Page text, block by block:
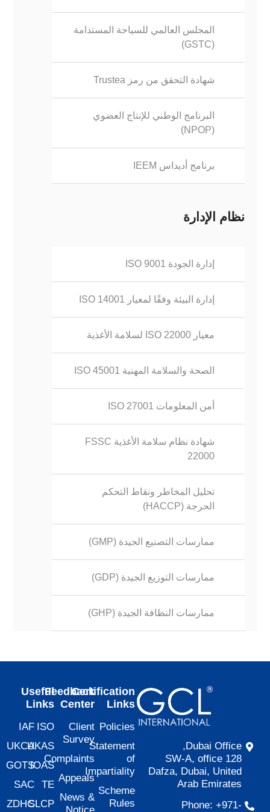
المجلس العالمي للسياحة المستدامة
(GSTC)
شهادة التحقق من رمز Trustea
البرنامج الوطني للإنتاج العضوي
(NPOP)
برنامج أديداس IEEM
نظام الإدارة
إدارة الجودة ISO 9001
إدارة البيئة وفقًا لمعيار ISO 14001
معيار ISO 22000 لسلامة الأغذية
ISO 45001 الصحة والسلامة المهنية
ISO 27001 أمن المعلومات
شهادة نظام سلامة الأغذية FSSC
22000
تحليل المخاطر ونقاط التحكم
الحرجة (HACCP)
ممارسات التصنيع الجيدة (GMP)
ممارسات التوزيع الجيدة (GDP)
ممارسات النظافة الجيدة (GHP)
Dubai Office,
SW-A, office 128
Dafza, Dubai, United
Arab Emirates
Phone: +971-
Certification
Links
Policies
Statement
of
Impartiality
Scheme
Rules
Feedback
Center
Client
Survey
Complaints
Appeals
News &
Useful
Links
ISO
UKAS
IOAS
TE
SLCP
IAF
UKCA
GOTS
SAC
ZDHC